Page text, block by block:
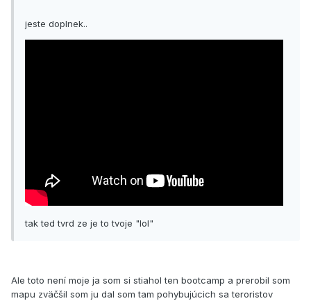
jeste doplnek..
tak ted tvrd ze je to tvoje "lol"
Ale toto není moje ja som si stiahol ten bootcamp a prerobil som
mapu zväčšil som ju dal som tam pohybujúcich sa teroristov